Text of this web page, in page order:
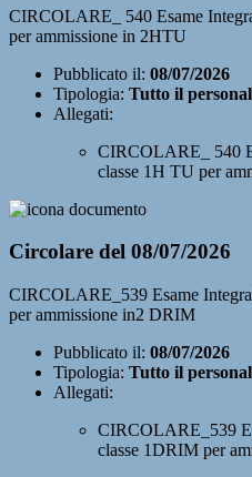
CIRCOLARE_ 540 Esame
per ammissione in 2HTU
Pubblicato il: 08/07/2026
Tipologia: Tutto il
Allegati:
CIRCOLARE_ 540
classe 1H TU per
Circolare del 08/07/2026
CIRCOLARE_539 Esame
per ammissione in2 DRIM
Pubblicato il: 08/07/2026
Tipologia: Tutto il
Allegati:
CIRCOLARE_539
classe 1DRIM per